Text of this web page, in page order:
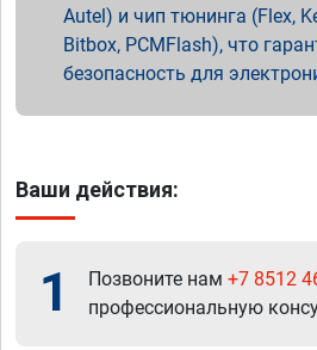
Autel) и чип тюнинга (Flex,
Bitbox, PCMFlash), что
безопасность для
Ваши действия:
1 Позвоните нам +7 8512
профессиональную